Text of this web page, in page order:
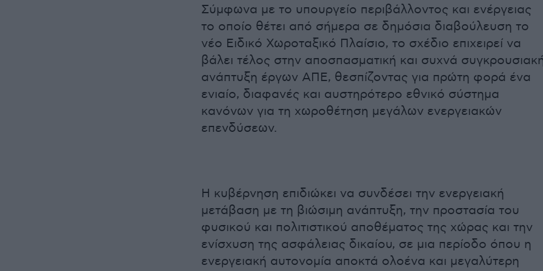
Σύμφωνα με το υπουργείο περιβάλλοντος και ενέργειας
το οποίο θέτει από σήμερα σε δημόσια διαβούλευση το
νέο Ειδικό Χωροταξικό Πλαίσιο, το σχέδιο επιχειρεί να
βάλει τέλος στην αποσπασματική και συχνά
ανάπτυξη έργων ΑΠΕ, θεσπίζοντας για πρώτη φορά ένα
ενιαίο, διαφανές και αυστηρότερο εθνικό σύστημα
κανόνων για τη χωροθέτηση μεγάλων ενεργειακών
επενδύσεων.
Η κυβέρνηση επιδιώκει να συνδέσει την ενεργειακή
μετάβαση με τη βιώσιμη ανάπτυξη, την προστασία του
φυσικού και πολιτιστικού αποθέματος της χώρας και την
ενίσχυση της ασφάλειας δικαίου, σε μια περίοδο όπου η
ενεργειακή αυτονομία αποκτά ολοένα και μεγαλύτερη